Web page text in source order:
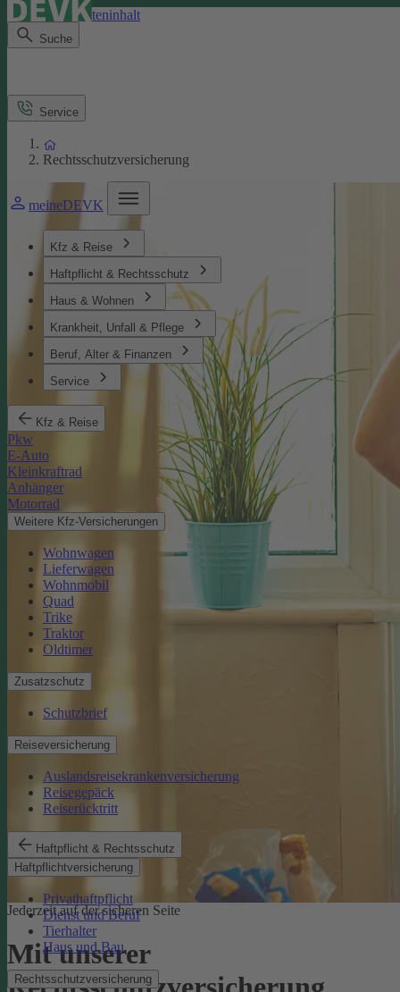
Direkt zum Seiteninhalt
Suche
meineDEVK
Kfz & Reise
Haftpflicht & Rechtsschutz
Haus & Wohnen
Krankheit, Unfall & Pflege
Beruf, Alter & Finanzen
Service
Kfz & Reise
Pkw
E-Auto
Kleinkraftrad
Anhänger
Motorrad
Weitere Kfz-Versicherungen
Wohnwagen
Lieferwagen
Wohnmobil
Quad
Trike
Traktor
Oldtimer
Zusatzschutz
Schutzbrief
Reiseversicherung
Auslandsreisekrankenversicherung
Reisegepäck
Reiserücktritt
Haftpflicht & Rechtsschutz
Haftpflichtversicherung
Privathaftpflicht
Dienst und Beruf
Tierhalter
Haus und Bau
Rechtsschutzversicherung
Service
Rechtsschutzversicherung
Jederzeit auf der sicheren Seite
Mit unserer